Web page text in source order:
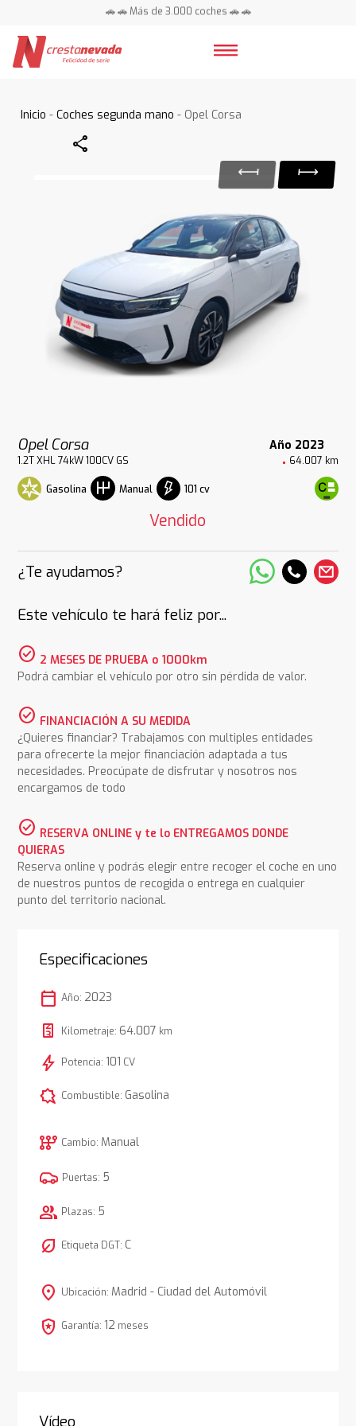
🚗 🚗 Más de 3.000 coches 🚗 🚗
Inicio -Coches segunda mano - Opel Corsa
Share
Opel Corsa Año 2023
1.2T XHL 74kW 100CV GS 64.007 km
Gasolina Manual 101 cv
Vendido
¿Te ayudamos?
Este vehículo te hará feliz por...
check_circle 2 MESES DE PRUEBA o 1000km
Podrá cambiar el vehículo por otro sin pérdida de valor.
check_circle FINANCIACIÓN A SU MEDIDA
¿Quieres financiar? Trabajamos con multiples entidades
para ofrecerte la mejor financiación adaptada a tus
necesidades. Preocúpate de disfrutar y nosotros nos
encargamos de todo
check_circle RESERVA ONLINE y te lo ENTREGAMOS DONDE
QUIERAS
Reserva online y podrás elegir entre recoger el coche en uno
de nuestros puntos de recogida o entrega en cualquier
punto del territorio nacional.
Especificaciones
calendar_today Año: 2023
Kilometraje: 64.007 km
bolt Potencia: 101 CV
comic_bubble Combustible: Gasolina
auto_transmission Cambio: Manual
Puertas: 5
group Plazas: 5
nest_eco_leaf Etiqueta DGT: C
location_on Ubicación: Madrid - Ciudad del Automóvil
local_police Garantía: 12 meses
Vídeo